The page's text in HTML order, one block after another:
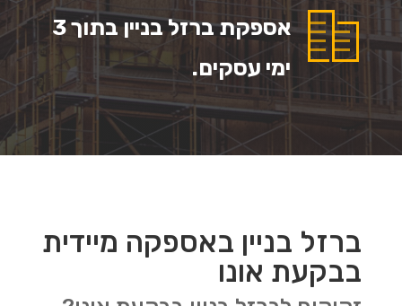
אספקת ברזל בניין בתוך 3
ימי עסקים.
ברזל בניין באספקה מיידית
בבקעת אונו